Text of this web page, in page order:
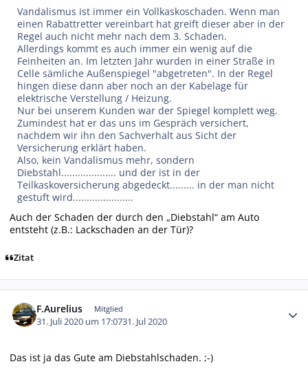
Vandalismus ist immer ein Vollkaskoschaden. Wenn man
einen Rabattretter vereinbart hat greift dieser aber in der
Regel auch nicht mehr nach dem 3. Schaden.
Allerdings kommt es auch immer ein wenig auf die
Feinheiten an. Im letzten Jahr wurden in einer Straße in
Celle sämliche Außenspiegel "abgetreten". In der Regel
hingen diese dann aber noch an der Kabelage für
elektrische Verstellung / Heizung.
Nur bei unserem Kunden war der Spiegel komplett weg.
Zumindest hat er das uns im Gespräch versichert,
nachdem wir ihn den Sachverhalt aus Sicht der
Versicherung erklärt haben.
Also, kein Vandalismus mehr, sondern
Diebstahl.................... und der ist in der
Teilkaskoversicherung abgedeckt......... in der man nicht
gestuft wird......................
Auch der Schaden der durch den „Diebstahl“ am Auto
entsteht (z.B.: Lackschaden an der Tür)?
Zitat
F.Aurelius Mitglied
31. Juli 2020 um 17:0731. Jul 2020
Das ist ja das Gute am Diebstahlschaden. ;-)